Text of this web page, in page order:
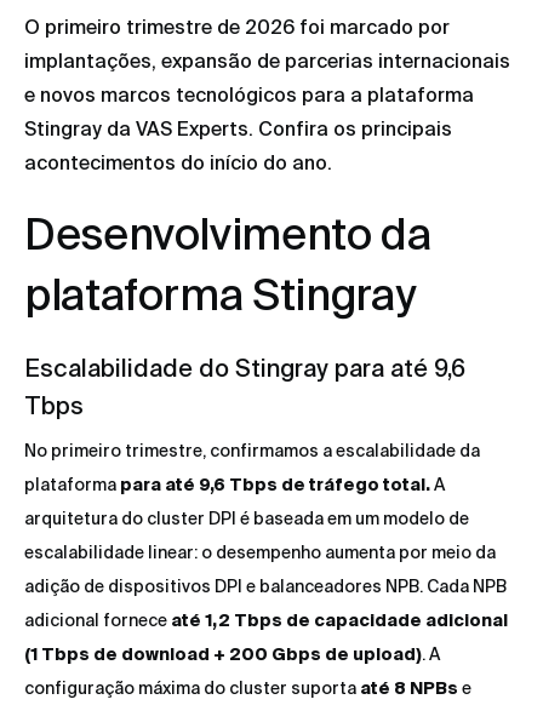
O primeiro trimestre de 2026 foi marcado por
implantações, expansão de parcerias internacionais
e novos marcos tecnológicos para a plataforma
Stingray da VAS Experts. Confira os principais
acontecimentos do início do ano.
Desenvolvimento da
plataforma Stingray
Escalabilidade do Stingray para até 9,6
Tbps
No primeiro trimestre, confirmamos a escalabilidade da
plataforma para até 9,6 Tbps de tráfego total.A
arquitetura do cluster DPI é baseada em um modelo de
escalabilidade linear: o desempenho aumenta por meio da
adição de dispositivos DPI e balanceadores NPB. Cada NPB
adicional fornece até 1,2 Tbps de capacidade adicional
(1 Tbps de download + 200 Gbps de upload). A
configuração máxima do cluster suporta até 8 NPBs e